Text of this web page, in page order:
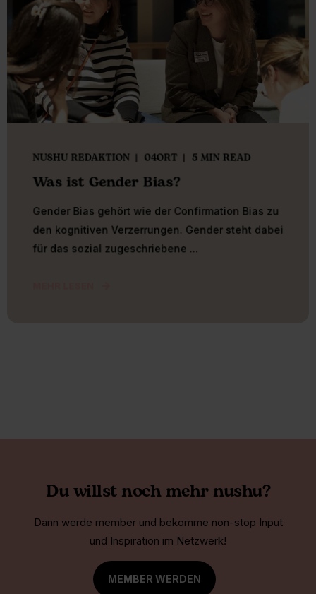
NUSHU REDAKTION 04ORT 5 MIN READ
Was ist Gender Bias?
Gender Bias gehört wie der Confirmation Bias zu
den kognitiven Verzerrungen. Gender steht dabei
für das sozial zugeschriebene ...
Du willst noch mehr nushu?
Dann werde member und bekomme non-stop Input
und Inspiration im Netzwerk!
MEMBER WERDEN